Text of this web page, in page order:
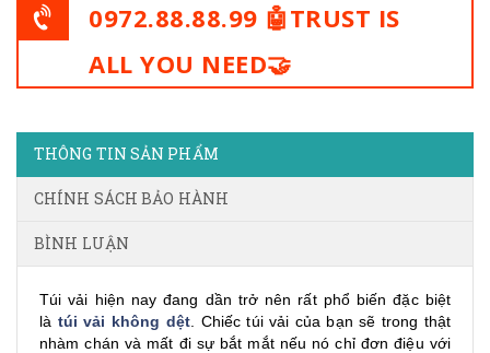
0972.88.88.99 🤖TRUST IS
ALL YOU NEED🤝
THÔNG TIN SẢN PHẨM
CHÍNH SÁCH BẢO HÀNH
BÌNH LUẬN
Túi vải hiện nay đang dần trở nên rất phổ biến đặc biệt
là túi vải không dệt . Chiếc túi vải của bạn sẽ trong thật
nhàm chán và mất đi sự bắt mắt nếu nó chỉ đơn điệu với